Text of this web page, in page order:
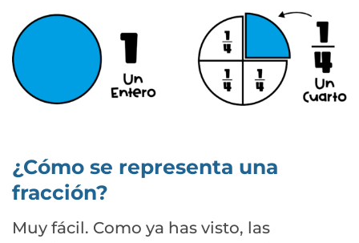
¿Cómo se representa una
fracción?
Muy fácil. Como ya has visto, las